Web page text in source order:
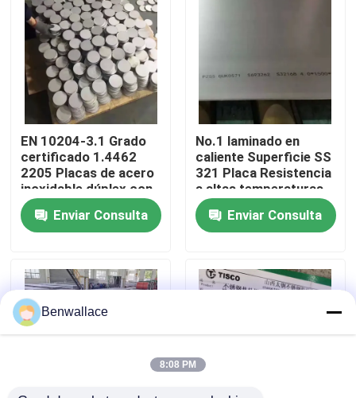
Los vídeos
Sobre nosotros
recorrido por la fábrica
Control de calidad
Noticias
Casos de trabajo
EN 10204-3.1 Grado
certificado 1.4462
2205 Placas de acero
inoxidable dúplex con
técnica de laminado
en calienteEnviar Consulta
No.1 laminado en
caliente Superficie SS
321 Placa Resistencia
a altas temperaturas
1.4541 Placa de acero
inoxidableEnviar Consulta
Benwallace
8:08 PM